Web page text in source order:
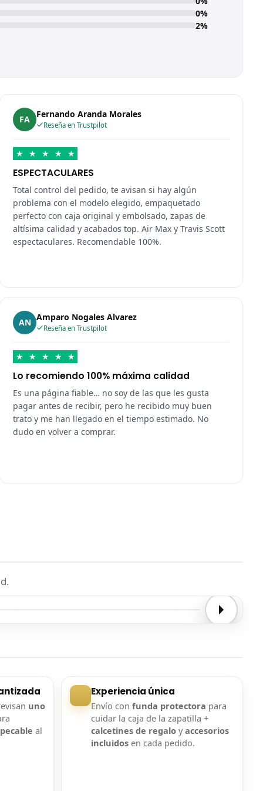
0%
2%
FA Fernando Aranda Morales
Reseña en Trustpilot
★ ★ ★ ★ ★
ESPECTACULARES
Total control del pedido, te avisan si hay algún
problema con el modelo elegido, empaquetado
perfecto con caja original y embolsado, zapas de
altísima calidad y acabados top. Air Max y Travis Scott
espectaculares. Recomendable 100%.
AN Amparo Nogales Alvarez
Reseña en Trustpilot
★ ★ ★ ★ ★
Lo recomiendo 100% máxima calidad
Es una página fiable… no soy de las que les gusta
pagar antes de recibir, pero he recibido muy buen
trato y me han llegado en el tiempo estimado. No
dudo en volver a comprar.
Entrega confirmada
uno
al
Experiencia única
Envío confunda protectora para
cuidar la caja de la zapatilla +
calcetines de regalo yaccesorios
incluidos en cada pedido.